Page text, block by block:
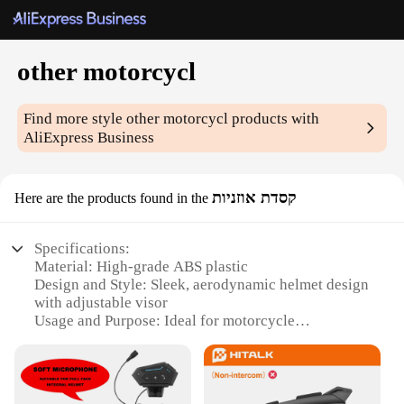
other motorcycl
Find more styleother motorcycl products with
AliExpress Business
Here are the products found in the קסדת אוזניות
Specifications:
Material: High-grade ABS plastic
Design and Style: Sleek, aerodynamic helmet design
with adjustable visor
Usage and Purpose: Ideal for motorcycle
Typical Adaptive Scenario: Suitable for various
riding conditions, from urban commutes to long-
distance touring